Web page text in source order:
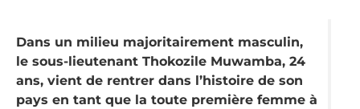
Dans un milieu majoritairement masculin,
le sous-lieutenant Thokozile Muwamba, 24
ans, vient de rentrer dans l’histoire de son
pays en tant que la toute première femme à